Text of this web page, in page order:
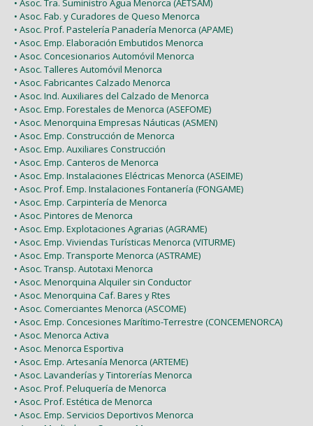
• Asoc. Tra. Suministro Agua Menorca (AETSAM)
• Asoc. Fab. y Curadores de Queso Menorca
• Asoc. Prof. Pastelería Panadería Menorca (APAME)
• Asoc. Emp. Elaboración Embutidos Menorca
• Asoc. Concesionarios Automóvil Menorca
• Asoc. Talleres Automóvil Menorca
• Asoc. Fabricantes Calzado Menorca
• Asoc. Ind. Auxiliares del Calzado de Menorca
• Asoc. Emp. Forestales de Menorca (ASEFOME)
• Asoc. Menorquina Empresas Náuticas (ASMEN)
• Asoc. Emp. Construcción de Menorca
• Asoc. Emp. Auxiliares Construcción
• Asoc. Emp. Canteros de Menorca
• Asoc. Emp. Instalaciones Eléctricas Menorca (ASEIME)
• Asoc. Prof. Emp. Instalaciones Fontanería (FONGAME)
• Asoc. Emp. Carpintería de Menorca
• Asoc. Pintores de Menorca
• Asoc. Emp. Explotaciones Agrarias (AGRAME)
• Asoc. Emp. Viviendas Turísticas Menorca (VITURME)
• Asoc. Emp. Transporte Menorca (ASTRAME)
• Asoc. Transp. Autotaxi Menorca
• Asoc. Menorquina Alquiler sin Conductor
• Asoc. Menorquina Caf. Bares y Rtes
• Asoc. Comerciantes Menorca (ASCOME)
• Asoc. Emp. Concesiones Marítimo-Terrestre (CONCEMENORCA)
• Asoc. Menorca Activa
• Asoc. Menorca Esportiva
• Asoc. Emp. Artesanía Menorca (ARTEME)
• Asoc. Lavanderías y Tintorerías Menorca
• Asoc. Prof. Peluquería de Menorca
• Asoc. Prof. Estética de Menorca
• Asoc. Emp. Servicios Deportivos Menorca